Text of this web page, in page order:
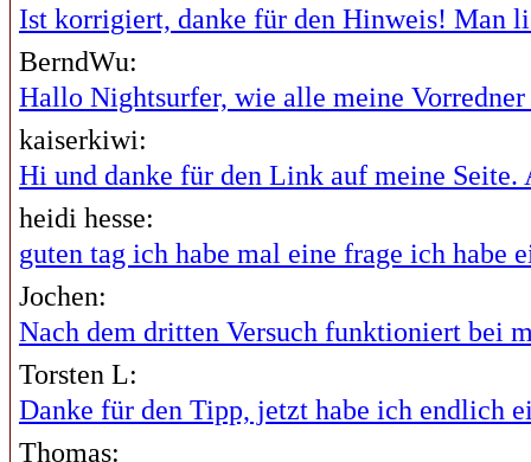
Ist korrigiert, danke für den Hinweis! Man
BerndWu:
Hallo Nightsurfer, wie alle meine
kaiserkiwi:
Hi und danke für den Link auf meine
heidi hesse:
guten tag ich habe mal eine frage ich habe
Jochen:
Nach dem dritten Versuch funktioniert bei
Torsten L:
Danke für den Tipp, jetzt habe ich endlich
Thomas: